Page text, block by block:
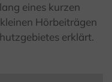
eines kurzen
Hörbeiträgen
erklärt.